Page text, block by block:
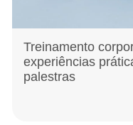
Treinamento
experiências
palestras